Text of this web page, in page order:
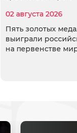
02 августа 2026
Пять золотых
выиграли
на первенстве